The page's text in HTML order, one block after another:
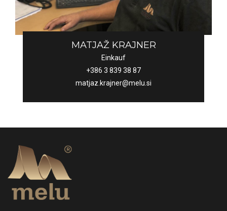
MATJAŽ KRAJNER
Einkauf
+386 3 839 38 87
matjaz.krajner@melu.si